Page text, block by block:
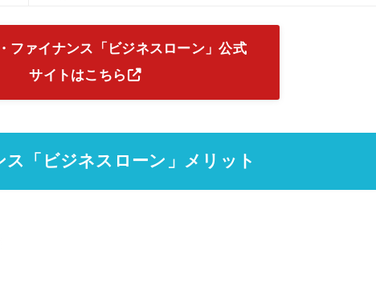
ファイナンス「ビジネスローン」公式
サイトはこちら
「ビジネスローン」メリット